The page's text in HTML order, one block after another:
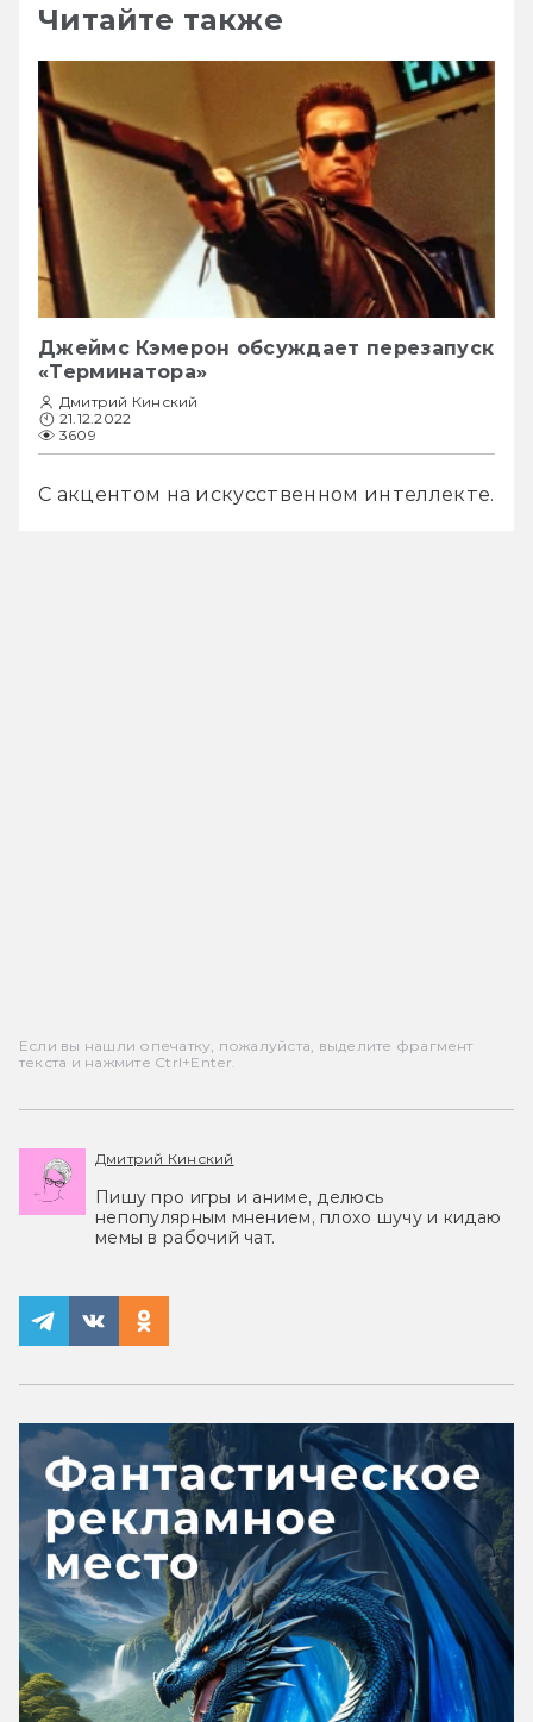
Читайте также
Джеймс Кэмерон обсуждает перезапуск
«Терминатора»
Дмитрий Кинский
21.12.2022
3609
Если вы нашли опечатку, пожалуйста, выделите фрагмент
текста и нажмите Ctrl+Enter.
Дмитрий Кинский
Пишу про игры и аниме, делюсь
непопулярным мнением, плохо шучу и кидаю
мемы в рабочий чат.